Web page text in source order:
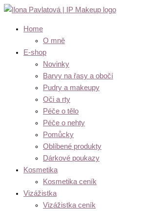
Přeskočit
obsah
Home
O mně
E-shop
Novinky
Barvy na řasy a obočí
Pudry a makeupy
Oči a rty
Péče o tělo
Péče o nehty
Pomůcky
Oblíbené produkty
Dárkové poukazy
Kosmetika
Kosmetika ceník
Vizážistka
Vizážistka ceník